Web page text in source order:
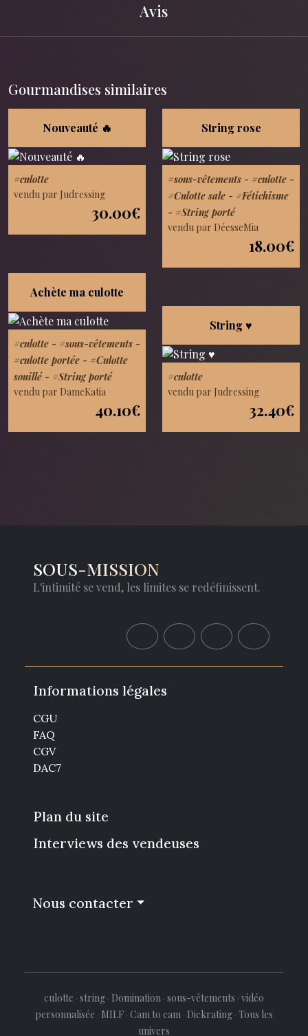
Avis
Gourmandises similaires
Nouveauté 🔥
#culotte
vendu par Judressing
30.00€
String rose
#sous-vêtements - #culotte -
#Culotte sale - #Fétichisme
- #String porté
vendu par DéesseMia
18.00€
Achète ma culotte
#culotte - #sous-vêtements -
#culotte portée - #Culotte
souillé - #String porté
vendu par DameKatia
40.10€
String ♥️
#culotte
vendu par Judressing
32.40€
SOUS-MISSION
L'intimité se vend, les limites se redéfinissent.
Informations légales
CGU
FAQ
CGV
DAC7
Plan du site
Interviews des vendeuses
Nous contacter
culotte · string · Domination · sous-vêtements · vidéo
personnalisée · MILF · Cam to cam · Dickrating · Tous les
univers